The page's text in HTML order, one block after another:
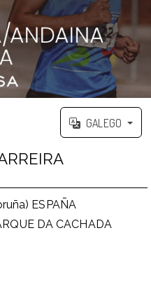
GALEGO
ESPAÑA
DA CACHADA